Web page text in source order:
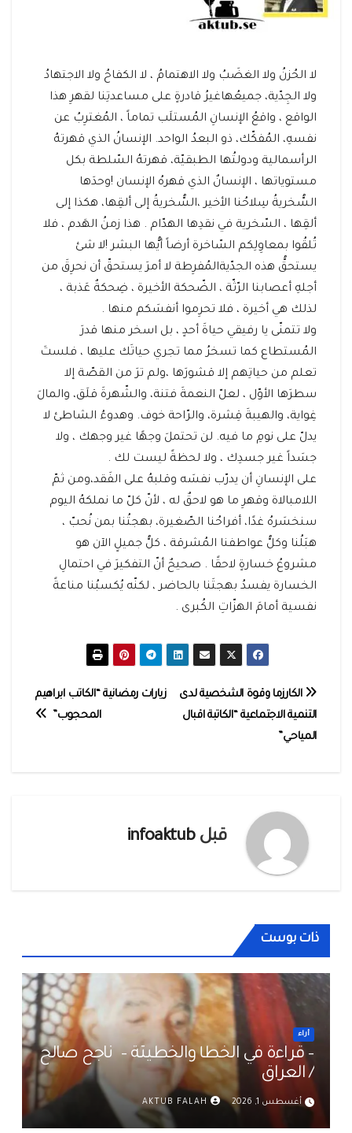
لا الحُزنُ ولا الغضَبُ ولا الاهتمامُ ، لا الكفاحُ ولا الاجتهادُ
ولا الجِدّية، جميعُهاغيرُ قادرةٍ على مساعدتِنا لقهرِ هذا
الواقع ، واقعُ الإنسانِ المُستلَب تماماً ، المُغترِبُ عن
نفسهِ، المُفكّك، ذو البعدُ الواحد. الإنسانُ الذي قهرتهُ
الرأسمالية ودولتُها الطبقيّة، قهرتهُ السّلطة بكل
مستوياتها ، الإنسانٌ الذي قهرهُ الإنسان !وحدَها
السُّخريةُ سِلاحُنا الأخير ،السُّخريةُ إلى ألقِها، هكذا إلى
ألقِها ، السّخرية في نقدِها الهدّام . هذا زمنُ الهَدم ، فلا
تُلقُوا بمعاوِلِكم السّاخرة أرضاً أيُّها البشر !لا شئ
يستحقُّ هذه الجدّيةالمُفرِطة لا أمرَ يستحقّ أن نحرِقَ من
أجلهِ أعصابنا الرّثّة ، الضّحكة الأخيرة ، ضِحكةٌ عَذبة ،
لذلك هي أخيرة ، فلا تحرِموا أنفسَكم منها .
ولا تتمنّى يا رفيقي حياةَ أحدٍ ، بل اسخر منها قدرَ
المُستطاع كما تسخرُ مما تجري حياتَك عليها ، فلستَ
تعلم من حياتِهم إلا قشورَها ،ولم ترَ من القصّة إلا
سطرَها الأوّل ، لعلّ النعمةَ فتنة، والشّهرةَ قلَق، والمالَ
غِواية، والهيبةَ قِشرة، والرّاحة خوف. وهدوءُ الشاطئ لا
يدلّ على نومِ ما فيه. لن تحتملَ وجهًا غير وجهك ، ولا
جسَداً غير جسدِك ، ولا لحظةً ليست لك .
على الإنسانِ أن يدرّب نفسَه وقلبهُ على الفَقد،ومن ثمّ
اللامبالاة وقهرِ ما هو لاحقٌ له ، لأنّ كلّ ما نملكهُ اليوم
سنخسَرهُ غدًا، أفراحُنا الصّغيرة، بهجتُنا بمن نُحبّ ،
هبَلُنا وكلُّ عواطفنا المُشرقة ، كلُّ جميلٍ الآن هو
مشروعُ خسارةٍ لاحقًا . صحيحٌ أنّ التفكيرَ في احتمالِ
الخسارة يفسدُ بهجتَنا بالحاضر ، لكنّه يُكسبُنا مناعةً
نفسية أمامَ الهزّاتِ الكُبرى .
تصفّح
المقالات
زيارات رمضانية “الكاتب ابراهيم
المحجوب”
الكارزما وقوة الشخصية لدى
التنمية الاجتماعية “الكاتبة اقبال
المياحي”
قبلinfoaktub
ذات بوست
أراء
– قراءة في الخطأ والخطيئة – ناجح صالح
/ العراق
أغسطس 1, 2026 AKTUB FALAH